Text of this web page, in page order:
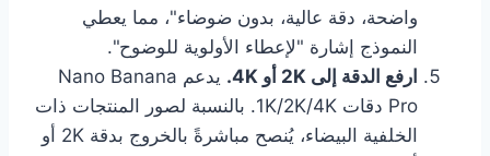
واضحة، دقة عالية، بدون ضوضاء"، مما يعطي
النموذج إشارة "لإعطاء الأولوية للوضوح".
ارفع الدقة إلى 2K أو 4K.
يدعم Nano Banana
Pro دقات 1K/2K/4K. بالنسبة لصور المنتجات ذات
الخلفية البيضاء، يُنصح مباشرةً بالخروج بدقة 2K أو